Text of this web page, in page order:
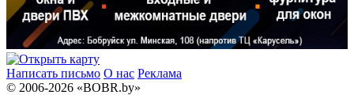
Написать письмо О нас Реклама
© 2006-2026 «BOBR.by»